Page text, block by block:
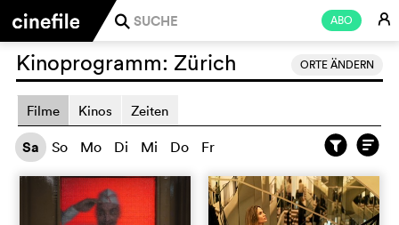
ABO E
j
ORTE ÄNDERN
Kinoprogramm: Zürich
Filme Kinos Zeiten
Sa So Mo Di Mi Do Fr